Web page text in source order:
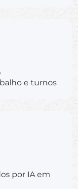
e turnos
por IA em